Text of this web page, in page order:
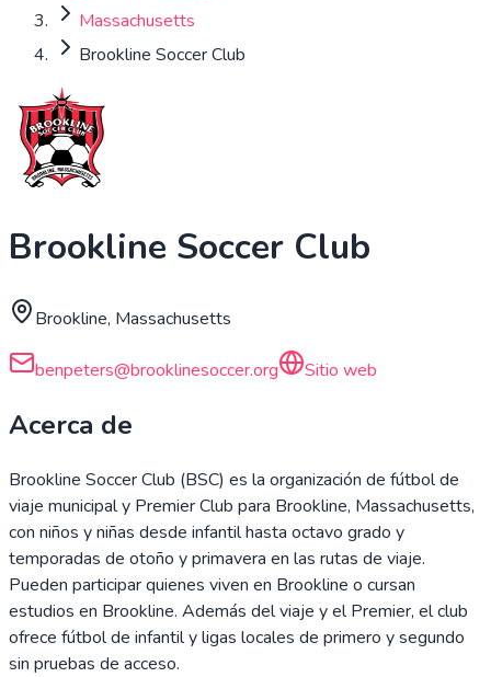
Massachusetts
Brookline Soccer Club
Brookline Soccer Club
Brookline, Massachusetts
benpeters@brooklinesoccer.org Sitio web
Acerca de
Brookline Soccer Club (BSC) es la organización de fútbol de
viaje municipal y Premier Club para Brookline, Massachusetts,
con niños y niñas desde infantil hasta octavo grado y
temporadas de otoño y primavera en las rutas de viaje.
Pueden participar quienes viven en Brookline o cursan
estudios en Brookline. Además del viaje y el Premier, el club
ofrece fútbol de infantil y ligas locales de primero y segundo
sin pruebas de acceso.